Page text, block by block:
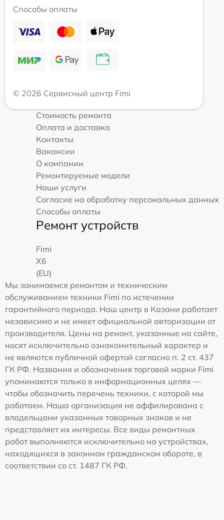
Способы оплаты
© 2026 Сервисный центр Fimi
Стоимость ремонта
Оплата и доставка
Контакты
Вакансии
О компании
Ремонтируемые модели
Наши услуги
Согласие на обработку персональных данных
Способы оплаты
Ремонт устройств
Fimi
X6
(EU)
Мы занимаемся ремонтом и техническим
обслуживанием техники Fimi по истечении
гарантийного периода. Наш центр в Казани работает
независимо и не имеет официальной авторизации от
производителя. Цены на ремонт, указанные на сайте,
носят исключительно ознакомительный характер и
не являются публичной офертой согласно п. 2 ст. 437
ГК РФ. Названия и обозначения торговой марки Fimi
упоминаются только в информационных целях —
чтобы обозначить перечень техники, с которой мы
работаем. Наша организация не аффилирована с
владельцами указанных товарных знаков и не
представляет их интересы. Все виды ремонтных
работ выполняются исключительно на устройствах,
находящихся в законном гражданском обороте, в
соответствии со ст. 1487 ГК РФ.